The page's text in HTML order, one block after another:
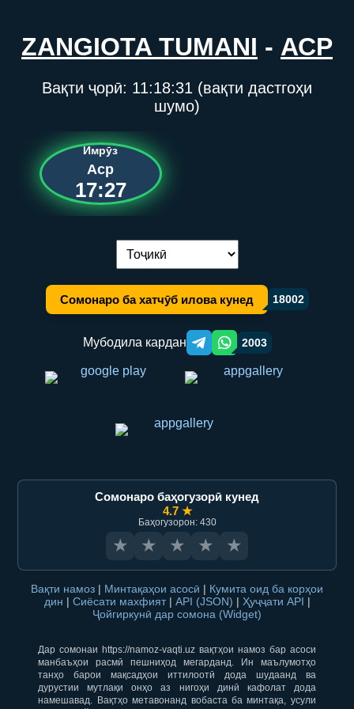
ZANGIOTA TUMANI - АСР
Вақти ҷорӣ: 11:18:31 (вақти дастгоҳи
шумо)
Имрӯз
Аср
17:27
Иваз кардани забон:
Сомонаро ба хатчӯб илова кунед 18002
Мубодила кардан Telegram orqali ulashish
WhatsApp orqali ulashish
2003
Сомонаро баҳогузорӣ кунед
4.7 ★
Баҳогузорон: 430
★ ★ ★ ★ ★
Вақти намоз | Минтақаҳои асосӣ | Кумита оид ба корҳои
дин | Сиёсати махфият | API (JSON) | Ҳуҷҷати API |
Ҷойгиркунӣ дар сомона (Widget)
Дар сомонаи https://namoz-vaqti.uz вақтҳои намоз бар асоси
манбаъҳои расмӣ пешниҳод мегарданд. Ин маълумотҳо
танҳо барои мақсадҳои иттилоотӣ дода шудаанд ва
дурустии мутлақи онҳо аз нигоҳи динӣ кафолат дода
намешавад. Вақтҳо метавонанд вобаста ба минтақа, усули